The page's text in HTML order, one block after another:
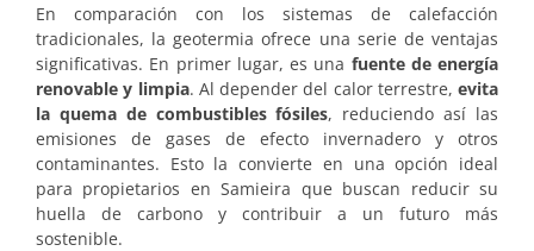
En comparación con los sistemas de calefacción
tradicionales, la geotermia ofrece una serie de ventajas
significativas. En primer lugar, es una fuente de energía
renovable y limpia. Al depender del calor terrestre, evita
la quema de combustibles fósiles, reduciendo así las
emisiones de gases de efecto invernadero y otros
contaminantes. Esto la convierte en una opción ideal
para propietarios en Samieira que buscan reducir su
huella de carbono y contribuir a un futuro más
sostenible.